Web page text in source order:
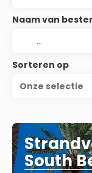
Naam van
Sorteren op
Onze selectie
South